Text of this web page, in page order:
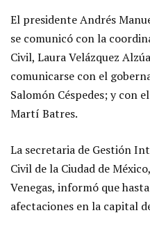
El presidente Andrés
se comunicó con la
Civil, Laura Velázquez
comunicarse con el
Salomón Céspedes; y con
Martí Batres.
La secretaria de Gestión
Civil de la Ciudad de
Venegas, informó que
afectaciones en la capital